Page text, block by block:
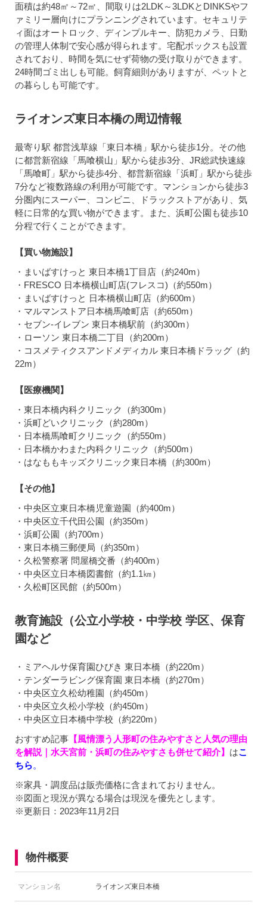
面積は約48㎡～72㎡、間取りは2LDK～3LDKとDINKSやフ
ァミリー層向けにプランニングされています。セキュリテ
ィ面はオートロック、ディンプルキー、防犯カメラ、日勤
の管理人体制で安心感が得られます。宅配ボックスも設置
されており、時間を気にせず荷物の受け取りができます。
24時間ゴミ出しも可能。飼育細則がありますが、ペットと
の暮らしも可能です。
ライオンズ東日本橋の周辺情報
最寄り駅 都営浅草線「東日本橋」駅から徒歩1分。その他
に都営新宿線「馬喰横山」駅から徒歩3分、JR総武快速線
「馬喰町」駅から徒歩4分、都営新宿線「浜町」駅から徒歩
7分など複数路線の利用が可能です。マンションから徒歩3
分圏内にスーパー、コンビニ、ドラックストアがあり、気
軽に日常的な買い物ができます。また、浜町公園も徒歩10
分程で行くことができます。
【買い物施設】
・まいばすけっと 東日本橋1丁目店（約240m）
・FRESCO 日本橋横山町店(フレスコ)（約550m）
・まいばすけっと 日本橋横山町店（約600m）
・マルマンストア日本橋馬喰町店（約650m）
・セブン-イレブン 東日本橋駅前（約300m）
・ローソン 東日本橋二丁目（約200m）
・コスメティクスアンドメディカル 東日本橋ドラッグ（約
22m）
【医療機関】
・東日本橋内科クリニック（約300m）
・浜町どいクリニック（約280m）
・日本橋馬喰町クリニック（約550m）
・日本橋かわまた内科クリニック（約500m）
・はなももキッズクリニック東日本橋（約300m）
【その他】
・中央区立東日本橋児童遊園（約400m）
・中央区立千代田公園（約350m）
・浜町公園（約700m）
・東日本橋三郵便局（約350m）
・久松警察署 問屋橋交番（約400m）
・中央区立日本橋図書館（約1.1㎞）
・久松町区民館（約500m）
教育施設（公立小学校・中学校 学区、保育
園など
・ミアヘルサ保育園ひびき 東日本橋（約220m）
・テンダーラビング保育園 東日本橋（約270m）
・中央区立久松幼稚園（約450m）
・中央区立久松小学校（約450m）
・中央区立日本橋中学校（約220m）
おすすめ記事 【風情漂う人形町の住みやすさと人気の理由
を解説｜水天宮前・浜町の住みやすさも併せて紹介】 はこ
ちら。
※家具・調度品は販売価格に含まれておりません。
※図面と現況が異なる場合は現況を優先とします。
※更新日：2023年11月2日
物件概要
マンション名 ライオンズ東日本橋